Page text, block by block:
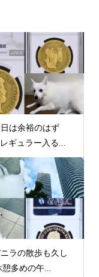
日は余裕のはず
ギュラー入る...
ラの散歩も久し
多めの午...